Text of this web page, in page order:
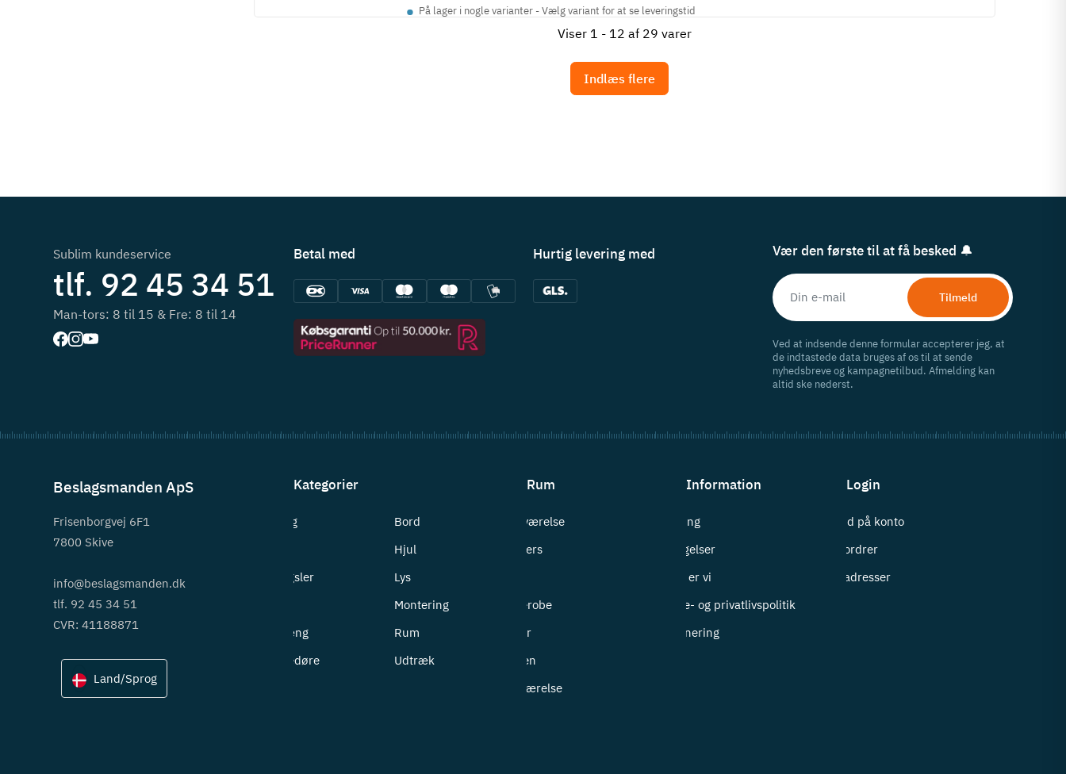
• På lager i nogle varianter - Vælg variant for at se leveringstid
Viser 1 - 12 af 29 varer
Indlæs flere
Sublim kundeservice
tlf. 92 45 34 51
Man-tors: 8 til 15 & Fre: 8 til 14
Betal med Hurtig levering med Vær den første til at få besked 🔔
Tilmeld
Ved at indsende denne formular accepterer jeg, at
de indtastede data bruges af os til at sende
nyhedsbreve og kampagnetilbud. Afmelding kan
altid ske nederst.
Beslagsmanden ApS
Frisenborgvej 6F1
7800 Skive
info@beslagsmanden.dk
tlf. 92 45 34 51
CVR: 41188871
Land/Sprog
Kategorier
Beslag
Bord
Hjul
Hængsler
Lys
Montering
Ophæng
Rum
Skydedøre
Udtræk
Rum
Badeværelse
Bryggers
Garderobe
Kontor
Køkken
Soveværelse
Information
Levering
Betingelser
Hvem er vi
Cookie- og privatlivspolitik
Returnering
Login
Log ind på konto
Mine ordrer
Mine adresser